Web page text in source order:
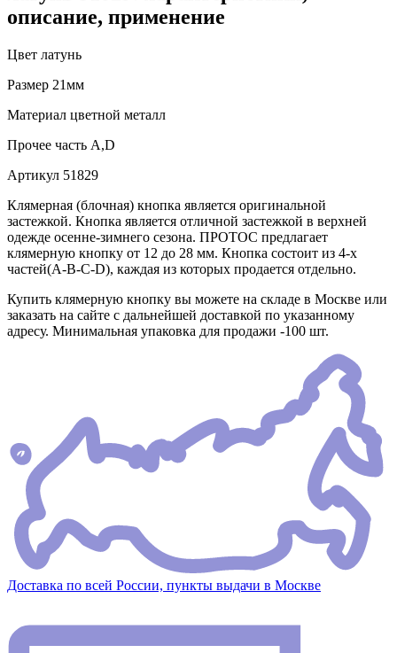
описание, применение
Цвет латунь
Размер 21мм
Материал цветной металл
Прочее часть А,D
Артикул 51829
Клямерная (блочная) кнопка является оригинальной
застежкой. Кнопка является отличной застежкой в верхней
одежде осенне-зимнего сезона. ПРОТОС предлагает
клямерную кнопку от 12 до 28 мм. Кнопка состоит из 4-х
частей(А-В-С-D), каждая из которых продается отдельно.
Купить клямерную кнопку вы можете на складе в Москве или
заказать на сайте с дальнейшей доставкой по указанному
адресу. Минимальная упаковка для продажи -100 шт.
Доставка по всей России, пункты выдачи в Москве